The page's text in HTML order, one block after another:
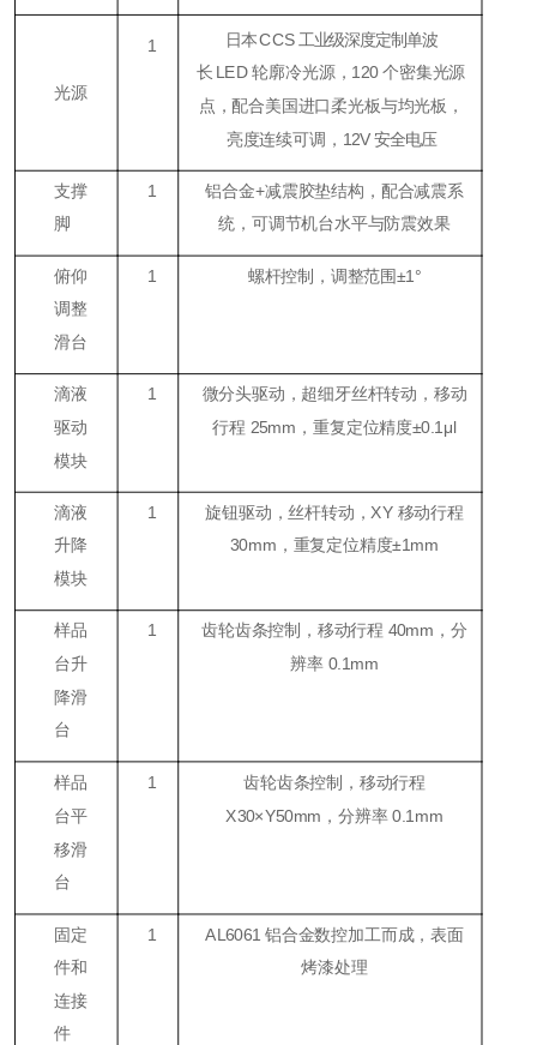
光源
1 日本CCS工业级深度定制单波
长 LED轮廓冷光源， 120个密集光源
点，配合美国进口柔光板与均光板，
亮度连续可调， 12V安全电压
支撑
脚
1
铝合金+减震胶垫结构，配合减震系
统，可调节机台水平与防震效果
俯仰
调整
滑台
1 螺杆控制，调整范围±1°
滴液
驱动
模块
1 微分头驱动，超细牙丝杆转动，移动
行程 25mm，重复定位精度±0.1μl
滴液
升降
模块
1 旋钮驱动，丝杆转动，XY 移动行程
30mm，重复定位精度±1mm
样品
台升
降滑
台
1 齿轮齿条控制，移动行程 40mm，分
辨率 0.1mm
样品
台平
移滑
台
1 齿轮齿条控制，移动行程
X30×Y50mm，分辨率 0.1mm
固定
件和
连接
件
1
AL6061 铝合金数控加工而成，表面
烤漆处理